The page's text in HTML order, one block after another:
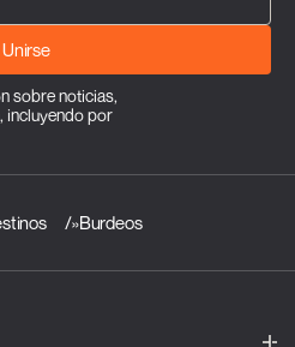
Unirse
sobre noticias,
incluyendo por
»Burdeos